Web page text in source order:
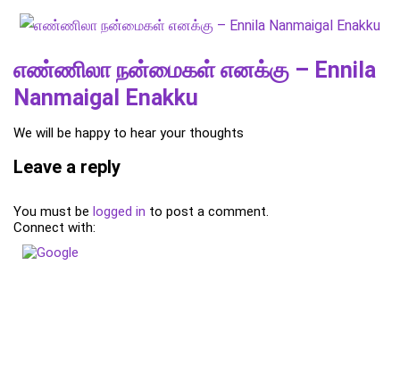
எண்ணிலா நன்மைகள் எனக்கு – Ennila
Nanmaigal Enakku
We will be happy to hear your thoughts
Leave a reply
You must be logged in to post a comment.
Connect with: